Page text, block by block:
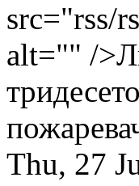
src="rss/
alt="" /
Thu, 27